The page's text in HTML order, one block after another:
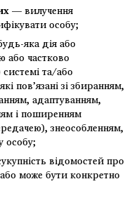
— вилучення
особу;
яка дія або
або частково
та/або
пов’язані зі збиранням,
адаптуванням,
і поширенням
знеособленням,
особу;
відомостей про
може бути конкретно